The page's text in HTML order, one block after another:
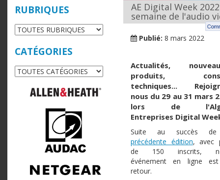
RUBRIQUES
CATÉGORIES
AE Digital Week
semaine de l'audio
Publié: 8 mars 2022
Actualités,
produits,
techniques...
nous du 29 au 31 mars
lors de
Entreprises Digital
Suite au succès
précédente édition, avec
de 150 inscrits,
événement en ligne
retour.